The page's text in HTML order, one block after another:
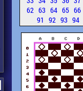
62 63 64 65 66
91 92 93 94